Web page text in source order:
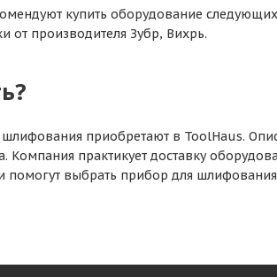
купить оборудование
от производителя Зубр, Вихрь.
шлифования приобретают в ToolHaus.
Компания практикует доставку
помогут выбрать прибор для